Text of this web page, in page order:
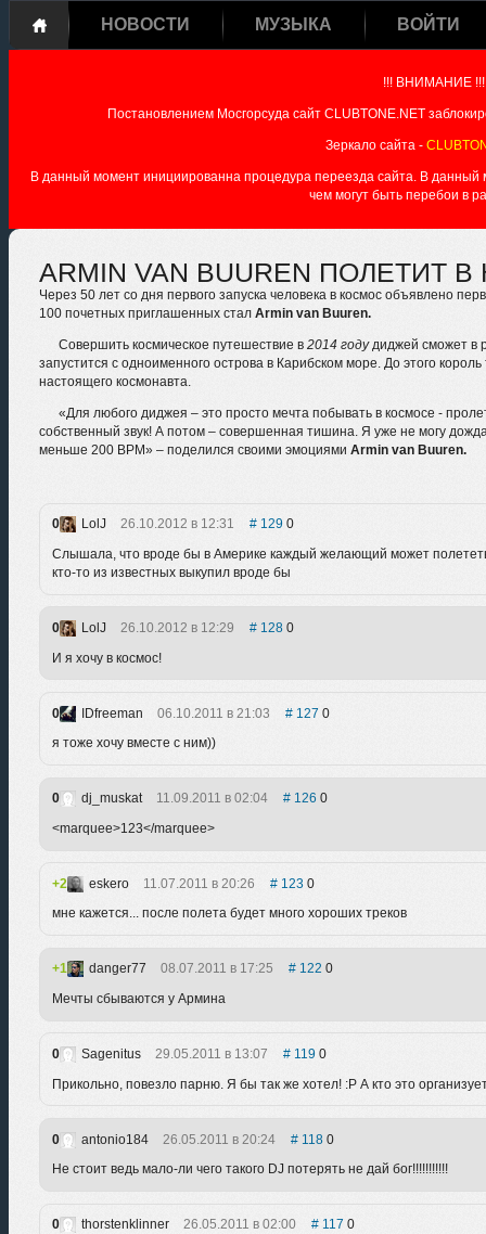
НОВОСТИ МУЗЫКА ВОЙТИ
!!! ВНИМАНИЕ !!!
Постановлением Мосгорсуда сайт CLUBTONE.NET
Зеркало сайта -
В данный момент инициированна процедура переезда сайта. В данный
чем могут быть перебои в
ARMIN VAN BUUREN ПОЛЕТИТ
Через 50 лет со дня первого запуска человека в космос объявлено
100 почетных приглашенных стал Armin van Buuren.
Совершить космическое путешествие в 2014 годудиджей сможет в
запустится с одноименного острова в Карибском море. До этого
настоящего космонавта.
«Для любого диджея – это просто мечта побывать в космосе -
собственный звук! А потом – совершенная тишина. Я уже не могу
меньше 200 BPM» – поделился своими эмоциями Armin van Buuren.
0 LolJ 26.10.2012 в 12:31 1290
Слышала, что вроде бы в Америке каждый желающий может
кто-то из известных выкупил вроде бы
0 LolJ 26.10.2012 в 12:29 1280
И я хочу в космос!
0 IDfreeman 06.10.2011 в 21:03 127 0
я тоже хочу вместе с ним))
0 dj_muskat 11.09.2011 в 02:04 126 0
<marquee>123</marquee>
2 eskero 11.07.2011 в 20:26 1230
мне кажется... после полета будет много хороших треков
1 danger77 08.07.2011 в 17:25 122 0
Мечты сбываются у Армина
0 Sagenitus 29.05.2011 в 13:07 119 0
Прикольно, повезло парню. Я бы так же хотел! :P А кто это
0 antonio184 26.05.2011 в 20:24 1180
Не стоит ведь мало-ли чего такого DJ потерять не дай бог!!!!!!!!!!!
0 thorstenklinner 26.05.2011 в 02:00 117 0